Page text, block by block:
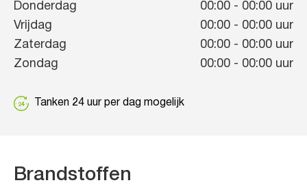
Donderdag
00:00 - 00:00 uur
Vrijdag
00:00 - 00:00 uur
Zaterdag
00:00 - 00:00 uur
Zondag
00:00 - 00:00 uur
Tanken 24 uur per dag mogelijk
Brandstoffen